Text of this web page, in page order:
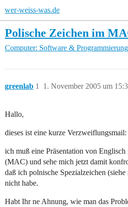
wer-weiss-was.de
Polische Zeichen im
Computer: Software & Programmierung
greenlab 1. November 2005 um
1
Hallo,
dieses ist eine kurze Verzweiflungsmail:
ich muß eine Präsentation von Englisch
(MAC) und sehe mich jetzt damit
daß ich polnische Spezialzeichen
nicht habe.
Habt Ihr ne Ahnung, wie man das